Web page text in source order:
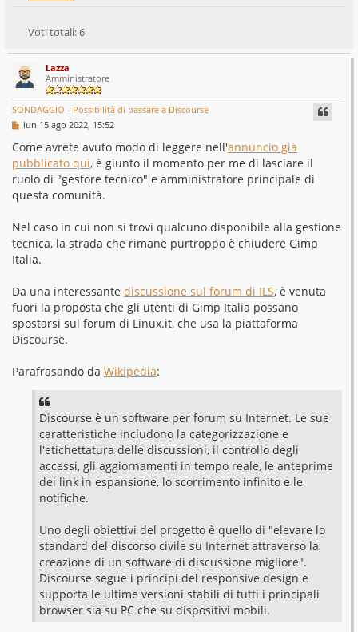
Voti totali:6
Lazza
Amministratore
SONDAGGIO - Possibilità di passare a Discourse
M
s
s
a
g
g
i
lun 15 ago 2022, 15:52
Come avrete avuto modo di leggere nell'annuncio già
pubblicato qui, è giunto il momento per me di lasciare il
ruolo di "gestore tecnico" e amministratore principale di
questa comunità.
Nel caso in cui non si trovi qualcuno disponibile alla gestione
tecnica, la strada che rimane purtroppo è chiudere Gimp
Italia.
Da una interessante discussione sul forum di ILS, è venuta
fuori la proposta che gli utenti di Gimp Italia possano
spostarsi sul forum di Linux.it, che usa la piattaforma
Discourse.
Parafrasando da Wikipedia:
Discourse è un software per forum su Internet. Le sue
caratteristiche includono la categorizzazione e
l'etichettatura delle discussioni, il controllo degli
accessi, gli aggiornamenti in tempo reale, le anteprime
dei link in espansione, lo scorrimento infinito e le
notifiche.
Uno degli obiettivi del progetto è quello di "elevare lo
standard del discorso civile su Internet attraverso la
creazione di un software di discussione migliore".
Discourse segue i principi del responsive design e
supporta le ultime versioni stabili di tutti i principali
browser sia su PC che su dispositivi mobili.